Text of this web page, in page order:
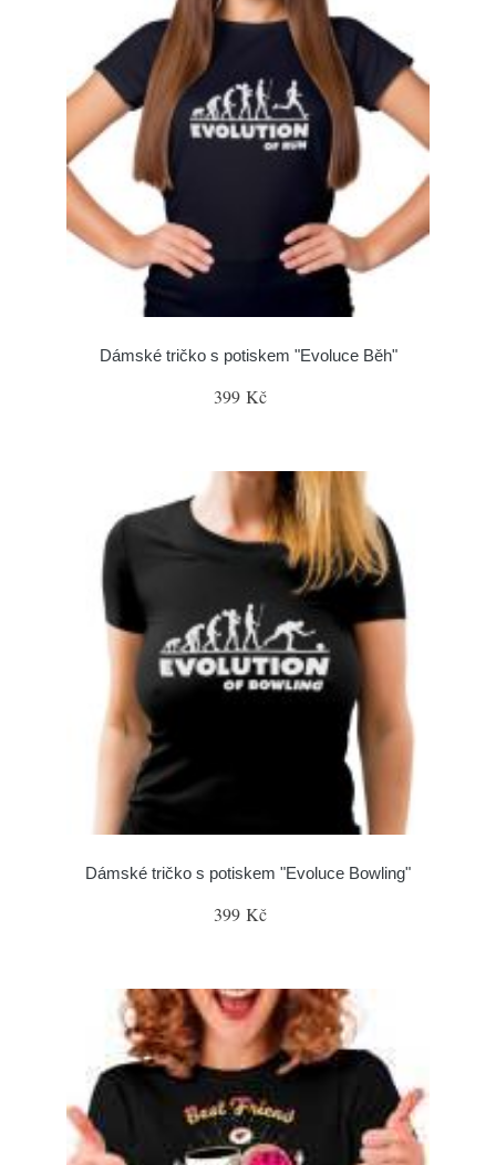
Dámské tričko s potiskem "Evoluce Běh"
399 Kč
Dámské tričko s potiskem "Evoluce Bowling"
399 Kč